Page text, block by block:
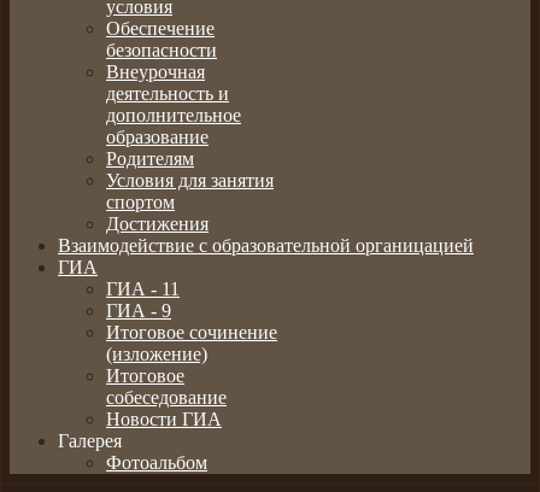
условия
Обеспечение
безопасности
Внеурочная
деятельность и
дополнительное
образование
Родителям
Условия для занятия
спортом
Достижения
Взаимодействие с образовательной органицацией
ГИА
ГИА - 11
ГИА - 9
Итоговое сочинение
(изложение)
Итоговое
собеседование
Новости ГИА
Галерея
Фотоальбом